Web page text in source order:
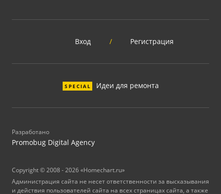
Вход / Регистрация
SPECIAL Идеи для ремонта
Разработано
Promobug Digital Agency
Copyright © 2008 - 2026 «Homechart.ru»
Администрация сайта не несет ответственности за высказывания
и действия пользователей сайта на всех страницах сайта, а также